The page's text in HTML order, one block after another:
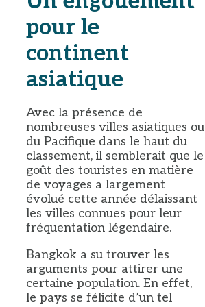
pour le
continent
asiatique
Avec la présence de
nombreuses villes asiatiques ou
du Pacifique dans le haut du
classement, il semblerait que le
goût des touristes en matière
de voyages a largement
évolué cette année délaissant
les villes connues pour leur
fréquentation légendaire.
Bangkok a su trouver les
arguments pour attirer une
certaine population. En effet,
le pays se félicite d’un tel